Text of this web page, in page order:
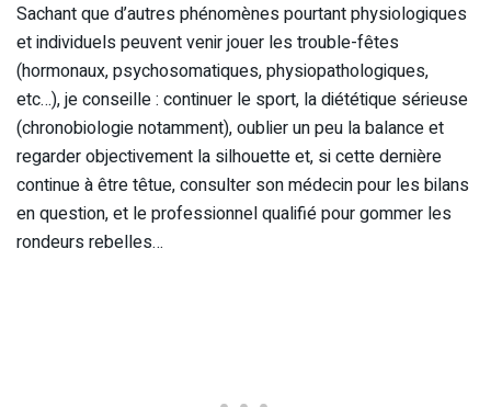
Sachant que d’autres phénomènes pourtant physiologiques
et individuels peuvent venir jouer les trouble-fêtes
(hormonaux, psychosomatiques, physiopathologiques,
etc…), je conseille : continuer le sport, la diététique sérieuse
(chronobiologie notamment), oublier un peu la balance et
regarder objectivement la silhouette et, si cette dernière
continue à être têtue, consulter son médecin pour les bilans
en question, et le professionnel qualifié pour gommer les
rondeurs rebelles…